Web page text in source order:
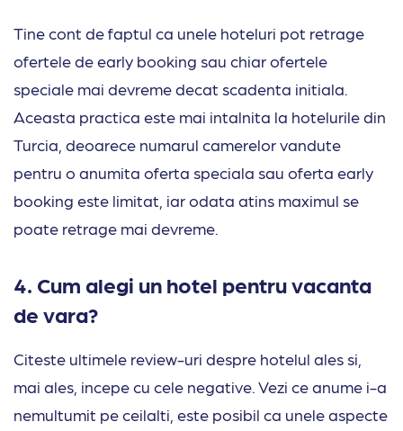
Tine cont de faptul ca unele hoteluri pot retrage
ofertele de early booking sau chiar ofertele
speciale mai devreme decat scadenta initiala.
Aceasta practica este mai intalnita la hotelurile din
Turcia, deoarece numarul camerelor vandute
pentru o anumita oferta speciala sau oferta early
booking este limitat, iar odata atins maximul se
poate retrage mai devreme.
4. Cum alegi un hotel pentru vacanta
de vara?
Citeste ultimele review-uri despre hotelul ales si,
mai ales, incepe cu cele negative. Vezi ce anume i-a
nemultumit pe ceilalti, este posibil ca unele aspecte